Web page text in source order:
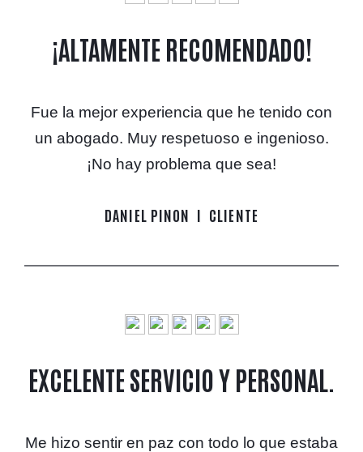
¡ALTAMENTE RECOMENDADO!
Fue la mejor experiencia que he tenido con
un abogado. Muy respetuoso e ingenioso.
¡No hay problema que sea!
DANIEL PINON CLIENTE
EXCELENTE SERVICIO Y PERSONAL.
Me hizo sentir en paz con todo lo que estaba